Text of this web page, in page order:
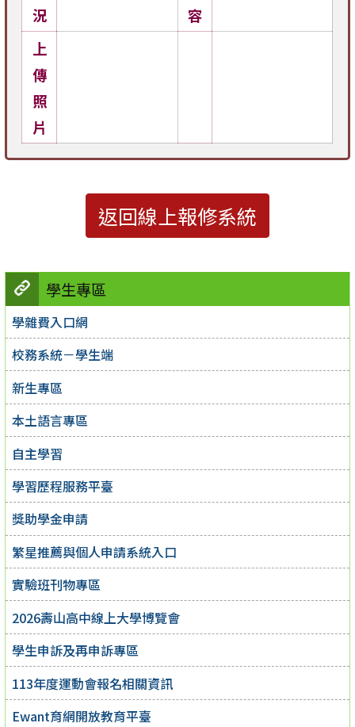
學生專區
學雜費入口網
校務系統－學生端
新生專區
本土語言專區
自主學習
學習歷程服務平臺
獎助學金申請
繁星推薦與個人申請系統入口
實驗班刊物專區
2026壽山高中線上大學博覽會
學生申訴及再申訴專區
113年度運動會報名相關資訊
Ewant育網開放教育平臺
況
容
上
傳
照
片
返回線上報修系統